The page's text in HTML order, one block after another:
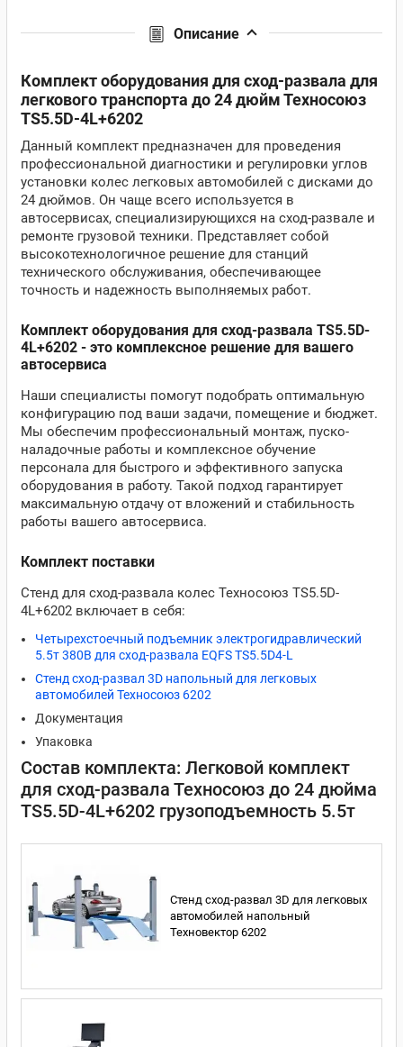
Описание
Комплект оборудования для сход-развала для
легкового транспорта до 24 дюйм Техносоюз
TS5.5D-4L+6202
Данный комплект предназначен для проведения
профессиональной диагностики и регулировки углов
установки колес легковых автомобилей с дисками до
24 дюймов. Он чаще всего используется в
автосервисах, специализирующихся на сход-развале и
ремонте грузовой техники. Представляет собой
высокотехнологичное решение для станций
технического обслуживания, обеспечивающее
точность и надежность выполняемых работ.
Комплект оборудования для сход-развала TS5.5D-
4L+6202 - это комплексное решение для вашего
автосервиса
Наши специалисты помогут подобрать оптимальную
конфигурацию под ваши задачи, помещение и бюджет.
Мы обеспечим профессиональный монтаж, пуско-
наладочные работы и комплексное обучение
персонала для быстрого и эффективного запуска
оборудования в работу. Такой подход гарантирует
максимальную отдачу от вложений и стабильность
работы вашего автосервиса.
Комплект поставки
Стенд для сход-развала колес Техносоюз TS5.5D-
4L+6202 включает в себя:
Четырехстоечный подъемник электрогидравлический
5.5т 380В для сход-развала EQFS TS5.5D4-L
Стенд сход-развал 3D напольный для легковых
автомобилей Техносоюз 6202
Документация
Упаковка
Состав комплекта: Легковой комплект
для сход-развала Техносоюз до 24 дюйма
TS5.5D-4L+6202 грузоподъемность 5.5т
Стенд сход-развал 3D для легковых
автомобилей напольный
Техновектор 6202